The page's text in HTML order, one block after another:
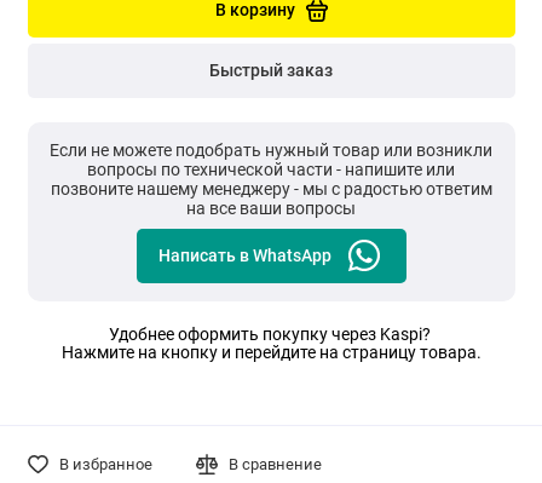
В корзину
Быстрый заказ
Если не можете подобрать нужный товар или возникли
вопросы по технической части - напишите или
позвоните нашему менеджеру - мы с радостью ответим
на все ваши вопросы
Написать в WhatsApp
Удобнее оформить покупку через Kaspi?
Нажмите на кнопку и перейдите на страницу товара.
В избранное В сравнение